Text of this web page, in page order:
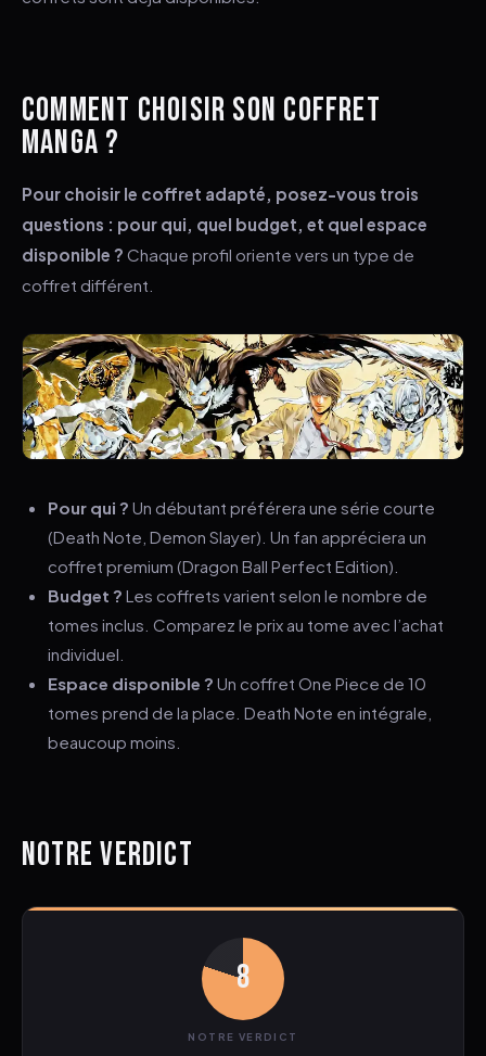
COMMENT CHOISIR SON COFFRET
MANGA ?
Pour choisir le coffret adapté, posez-vous trois
questions : pour qui, quel budget, et quel espace
disponible ? Chaque profil oriente vers un type de
coffret différent.
Pour qui ? Un débutant préférera une série courte
(Death Note, Demon Slayer). Un fan appréciera un
coffret premium (Dragon Ball Perfect Edition).
Budget ? Les coffrets varient selon le nombre de
tomes inclus. Comparez le prix au tome avec l’achat
individuel.
Espace disponible ? Un coffret One Piece de 10
tomes prend de la place. Death Note en intégrale,
beaucoup moins.
NOTRE VERDICT
8
NOTRE VERDICT